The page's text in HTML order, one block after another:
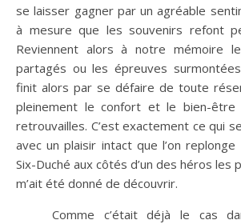
se laisser gagner par un agréable
à mesure que les souvenirs refont
Reviennent alors à notre mémoire
partagés ou les épreuves
finit alors par se défaire de toute
pleinement le confort et le bien-être
retrouvailles. C’est exactement ce qui
avec un plaisir intact que l’on replonge
Six-Duché aux côtés d’un des héros les
m’ait été donné de découvrir.
Comme c’était déjà le cas